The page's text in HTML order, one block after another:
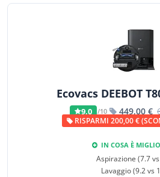
Ecovacs DEEBOT
9,0 /10 449,00 €
RISPARMI 200,00 €
IN COSA È
Aspirazione (7.7
Lavaggio (9.2 vs